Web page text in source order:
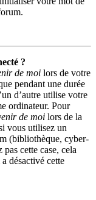
?
de moi lors de votre
pendant une durée
d’autre utilise votre
ordinateur. Pour
de moi lors de la
vous utilisez un
(bibliothèque, cyber-
cette case, cela
désactivé cette